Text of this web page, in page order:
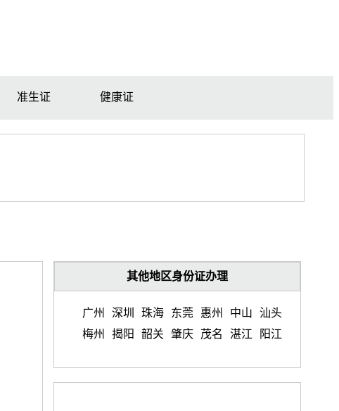
准生证 健康证
其他地区身份证办理
广州 深圳 珠海 东莞 惠州 中山
汕头
梅州
揭阳 韶关 肇庆 茂名 湛江 阳江